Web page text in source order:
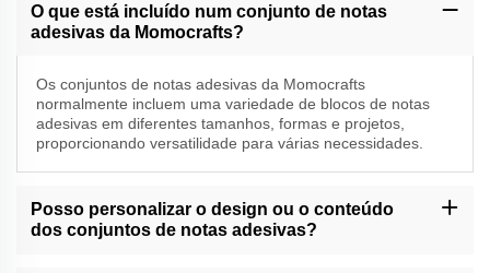
O que está incluído num conjunto de notas
adesivas da Momocrafts?
Os conjuntos de notas adesivas da Momocrafts
normalmente incluem uma variedade de blocos de notas
adesivas em diferentes tamanhos, formas e projetos,
proporcionando versatilidade para várias necessidades.
Posso personalizar o design ou o conteúdo
dos conjuntos de notas adesivas?